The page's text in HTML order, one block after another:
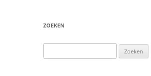
ZOEKEN
naar: